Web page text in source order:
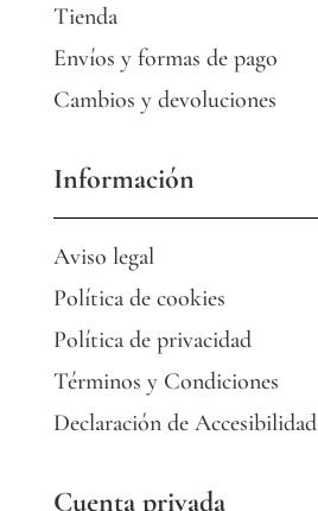
Tienda
Envíos y formas de pago
Cambios y devoluciones
Información
Aviso legal
Política de cookies
Política de privacidad
Términos y Condiciones
Declaración de Accesibilidad
Cuenta privada